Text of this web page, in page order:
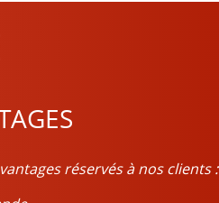
réservés à nos clients :